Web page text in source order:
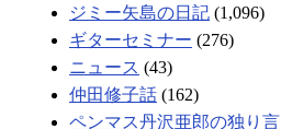
ジミー矢島の日記 (1,096)
ギターセミナー (276)
ニュース (43)
仲田修子話 (162)
ペンマス丹沢亜郎の独り言